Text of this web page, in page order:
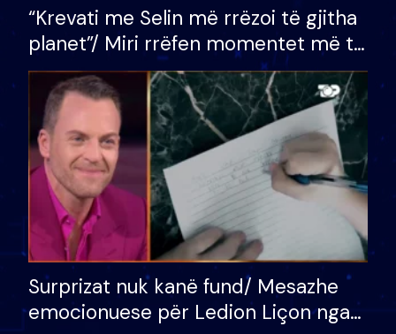
“Krevati me Selin më rrëzoi të gjitha
planet”/ Miri rrëfen momentet më të
bukura në shtëpinë e BB VIP: Do më
mungojë zilja e mëngjesit kur…
Surprizat nuk kanë fund/ Mesazhe
emocionuese për Ledion Liçon nga